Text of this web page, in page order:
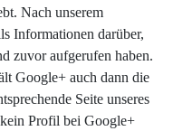
Nach unserem
Informationen darüber,
zuvor aufgerufen haben.
Google+ auch dann die
Seite unseres
Profil bei Google+